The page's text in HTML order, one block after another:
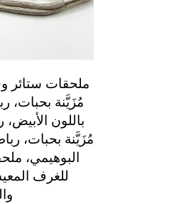
ملحقات ستائر
مُزَيَّنة بحبات،
باللون الأبيض،
مُزَيَّنة بحبات،
البوهيمي،
للغرف